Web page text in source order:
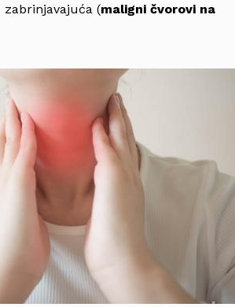
zabrinjavajuća (maligni čvorovi na